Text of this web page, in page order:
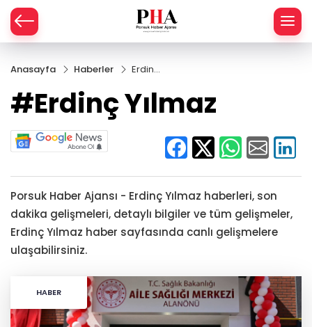
Anasayfa Haberler
Erdinç
#Erdinç Yılmaz
Porsuk Haber Ajansı - Erdinç Yılmaz haberleri, son
dakika gelişmeleri, detaylı bilgiler ve tüm gelişmeler,
Erdinç Yılmaz haber sayfasında canlı gelişmelere
ulaşabilirsiniz.
HABER